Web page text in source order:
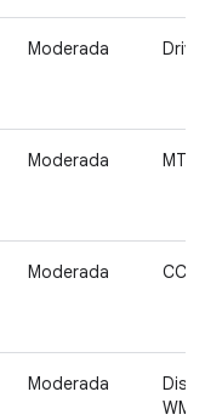
Moderada
Moderada MTK
Moderada
Moderada
WMT